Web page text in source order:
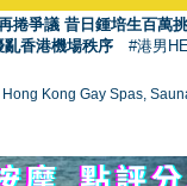
捲爭議 昔日鍾培生百萬
香港機場秩序 #港男
Hong Kong Gay Spas,